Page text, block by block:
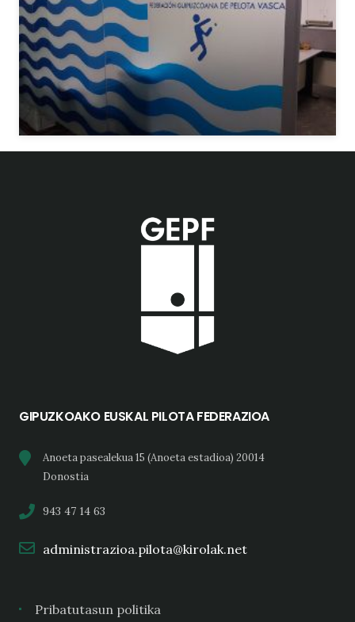
GIPUZKOAKO EUSKAL PILOTA FEDERAZIOA
Anoeta pasealekua 15 (Anoeta estadioa) 20014
Donostia
943 47 14 63
administrazioa.pilota@kirolak.net
Pribatutasun politika